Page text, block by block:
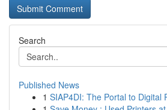
Search
Published News
1 SIAP4DI: The Portal to Digital